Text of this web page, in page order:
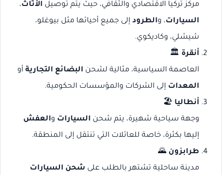
مركز تركيا الاقتصادي والثقافي، حيث يتم توصيل الأثاث،
السيارات، والطرودإلى جميع أحيائها مثل بيوغلو،
شيشلي، وكاديكوي.
أنقرة 🏛️
العاصمة السياسية، مثالية لشحن البضائع التجاريةأو
المعدات إلى الشركات والمؤسسات الحكومية.
أنطاليا 🏖️
وجهة سياحية شهيرة، يتم شحن السيارات والعفش
إليها بكثرة، خاصة للعائلات التي تنتقل إلى المنطقة.
طرابزون 🌄
مدينة ساحلية تشتهر بالطلب على شحن السيارات